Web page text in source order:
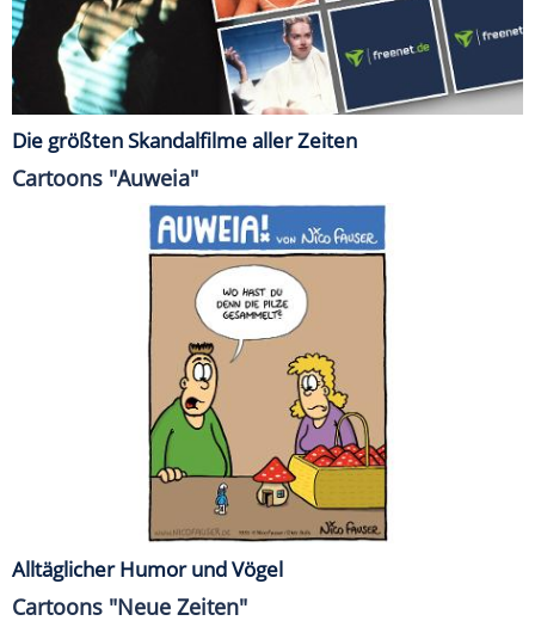
Die größten Skandalfilme aller Zeiten
Cartoons "Auweia"
Alltäglicher Humor und Vögel
Cartoons "Neue Zeiten"